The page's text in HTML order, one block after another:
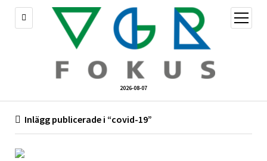
2026-08-07
öppna
meny
Inlägg publicerade i “covid-19”